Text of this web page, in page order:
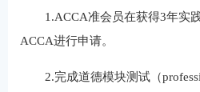
1.ACCA准会员在获得3年实
ACCA进行申请。
2.完成道德模块测试（